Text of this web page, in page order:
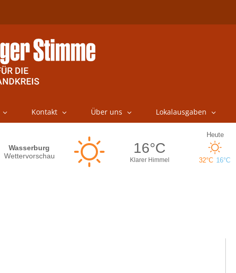
Kontakt Über uns Lokalausgaben